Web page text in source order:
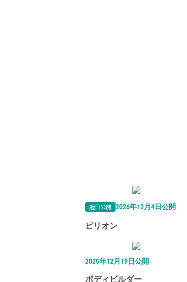
近日公開 2026年12月4日公開
ピリオン
2025年12月19日公開
ボディビルダー